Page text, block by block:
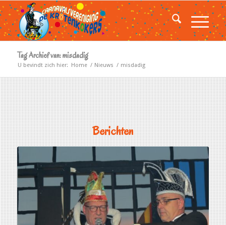
Tag Archief van: misdadig
U bevindt zich hier: Home / Nieuws / misdadig
Berichten